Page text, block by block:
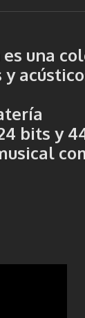
una
bits y